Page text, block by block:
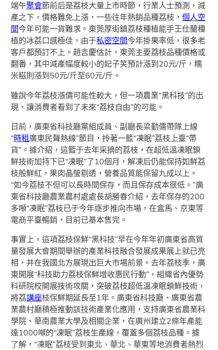
端午聚會節前后是荔枝大量上市時節，行業人士預測，減
產之下，價格難免上漲，一些往年熱銷品種荔枝，個人空
間今年可能一貨難求。東莞厚街鎮荔枝種植能手王仕蘭種
植的冰荔口感極佳，由于私密空間今年掛果率低，很多老
客戶都預訂不上。趙吉慶估計，東莞主要荔枝品種價格或
翻番，其中減產幅度較小的妃子笑預計漲到20元/斤，糯
米糍則漲到50元/斤至60元/斤。
雖說今年荔枝漲價可能性較大，但一項農業“黑科技”的出
現，讓消費者看到了未來“荔枝自由”的可能。
日前，廣東省科技廳黨組成員、副廳長梁勤儒帶隊上線
“時租廣東民聲熱線”節目，拎著一籃“凍眠”荔枝上臺“帶
貨”。據介紹，這籃于去年采摘的荔枝，在超低溫凍眠鎖
鮮技術加持下已“凍眠”了10個月，解凍后仍能保持如鮮荔
枝般鮮紅，果肉晶瑩剔透，營養品質能保留九成以上。
“如今荔枝不但可以長時間保存，而且保存成本很低。”廣
東省科技廳農業農村處處長胡勝春介紹，去年保存的200
多噸“凍眠”荔枝已于今年逐步推向市場，在盒馬、京東等
電商平臺暢銷，目前已基本售完。
事實上，這項荔枝保鮮“黑科技”早在今年年初廣東省高質
量發展大會期間舉辦的產業科技融合發展成果展上就已亮
相，并在我國北方展現出巨大市場前景。去年荔枝季，廣
東開展“科技助力荔枝保鮮增收惠民行動”，組織省內優勢
科研院校開展技術攻關，突破荔枝超低溫凍眠鎖鮮技術，
將荔講座枝保鮮期延長至1年。廣東省科技廳、廣東省農
業農村廳積極推動該技術產業化應用，支持廣東省農業科
學院、華南農業大學及相關企業，在廣州建立2條年產能
達1000噸的“凍眠”荔枝生產線，覆蓋多個荔枝品種。據
了解，“凍眠”荔枝受到東北、華北、華東等地消費者熱烈